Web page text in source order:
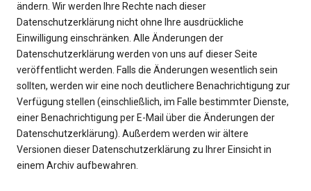
ändern. Wir werden Ihre Rechte nach dieser
Datenschutzerklärung nicht ohne Ihre ausdrückliche
Einwilligung einschränken. Alle Änderungen der
Datenschutzerklärung werden von uns auf dieser Seite
veröffentlicht werden. Falls die Änderungen wesentlich sein
sollten, werden wir eine noch deutlichere Benachrichtigung zur
Verfügung stellen (einschließlich, im Falle bestimmter Dienste,
einer Benachrichtigung per E-Mail über die Änderungen der
Datenschutzerklärung). Außerdem werden wir ältere
Versionen dieser Datenschutzerklärung zu Ihrer Einsicht in
einem Archiv aufbewahren.